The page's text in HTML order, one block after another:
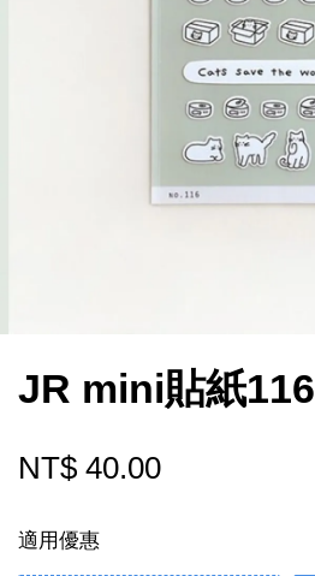
JR mini貼紙116
NT$ 40.00
適用優惠